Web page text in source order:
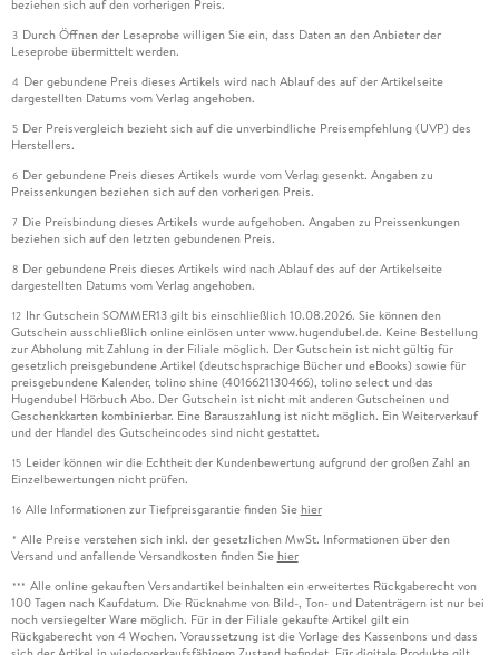
beziehen sich auf den vorherigen Preis.
3 Durch Öffnen der Leseprobe willigen Sie ein, dass Daten an den Anbieter der
Leseprobe übermittelt werden.
4 Der gebundene Preis dieses Artikels wird nach Ablauf des auf der Artikelseite
dargestellten Datums vom Verlag angehoben.
5 Der Preisvergleich bezieht sich auf die unverbindliche Preisempfehlung (UVP) des
Herstellers.
6 Der gebundene Preis dieses Artikels wurde vom Verlag gesenkt. Angaben zu
Preissenkungen beziehen sich auf den vorherigen Preis.
7 Die Preisbindung dieses Artikels wurde aufgehoben. Angaben zu Preissenkungen
beziehen sich auf den letzten gebundenen Preis.
8 Der gebundene Preis dieses Artikels wird nach Ablauf des auf der Artikelseite
dargestellten Datums vom Verlag angehoben.
12 Ihr Gutschein SOMMER13 gilt bis einschließlich 10.08.2026. Sie können den
Gutschein ausschließlich online einlösen unter www.hugendubel.de. Keine Bestellung
zur Abholung mit Zahlung in der Filiale möglich. Der Gutschein ist nicht gültig für
gesetzlich preisgebundene Artikel (deutschsprachige Bücher und eBooks) sowie für
preisgebundene Kalender, tolino shine (4016621130466), tolino select und das
Hugendubel Hörbuch Abo. Der Gutschein ist nicht mit anderen Gutscheinen und
Geschenkkarten kombinierbar. Eine Barauszahlung ist nicht möglich. Ein Weiterverkauf
und der Handel des Gutscheincodes sind nicht gestattet.
15 Leider können wir die Echtheit der Kundenbewertung aufgrund der großen Zahl an
Einzelbewertungen nicht prüfen.
16 Alle Informationen zur Tiefpreisgarantie finden Sie hier
* Alle Preise verstehen sich inkl. der gesetzlichen MwSt. Informationen über den
Versand und anfallende Versandkosten finden Sie hier
*** Alle online gekauften Versandartikel beinhalten ein erweitertes Rückgaberecht von
100 Tagen nach Kaufdatum. Die Rücknahme von Bild-, Ton- und Datenträgern ist nur bei
noch versiegelter Ware möglich. Für in der Filiale gekaufte Artikel gilt ein
Rückgaberecht von 4 Wochen. Voraussetzung ist die Vorlage des Kassenbons und dass